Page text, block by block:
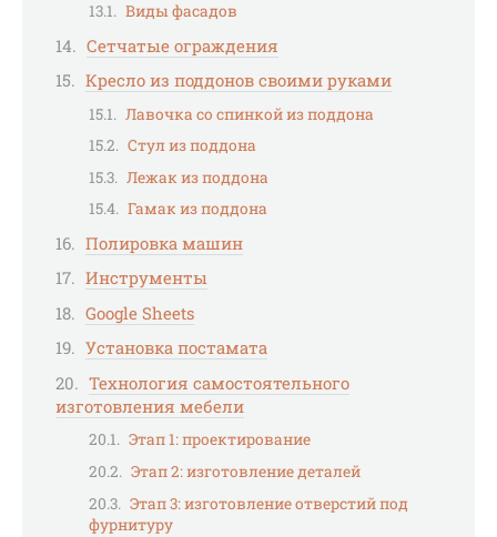
Виды фасадов
Сетчатые ограждения
Кресло из поддонов своими руками
Лавочка со спинкой из поддона
Стул из поддона
Лежак из поддона
Гамак из поддона
Полировка машин
Инструменты
Google Sheets
Установка постамата
Технология самостоятельного
изготовления мебели
Этап 1: проектирование
Этап 2: изготовление деталей
Этап 3: изготовление отверстий под
фурнитуру